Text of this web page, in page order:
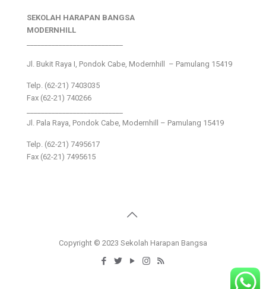
SEKOLAH HARAPAN BANGSA
MODERNHILL
Jl. Bukit Raya I, Pondok Cabe, Modernhill – Pamulang 15419
Telp. (62-21) 7403035
Fax (62-21) 740266
Jl. Pala Raya, Pondok Cabe, Modernhill – Pamulang 15419
Telp. (62-21) 7495617
Fax (62-21) 7495615
Copyright © 2023 Sekolah Harapan Bangsa